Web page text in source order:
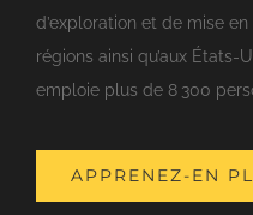
d’exploration et de mise
régions ainsi qu’aux États-
emploie plus de 8 300
APPRENEZ-EN